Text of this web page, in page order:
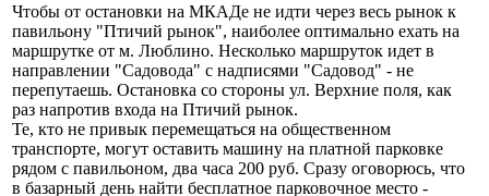
Чтобы от остановки на МКАДе не идти через весь рынок к
павильону "Птичий рынок", наиболее оптимально ехать на
маршрутке от м. Люблино. Несколько маршруток идет в
направлении "Садовода" с надписями "Садовод" - не
перепутаешь. Остановка со стороны ул. Верхние поля, как
раз напротив входа на Птичий рынок.
Те, кто не привык перемещаться на общественном
транспорте, могут оставить машину на платной парковке
рядом с павильоном, два часа 200 руб. Сразу оговорюсь, что
в базарный день найти бесплатное парковочное место -